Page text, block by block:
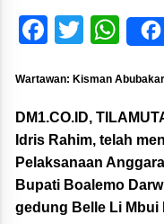
Wartawan: Kisman
DM1.CO.ID,
Idris Rahim, telah
Pelaksanaan
Bupati Boalemo
gedung Belle Li Mbui